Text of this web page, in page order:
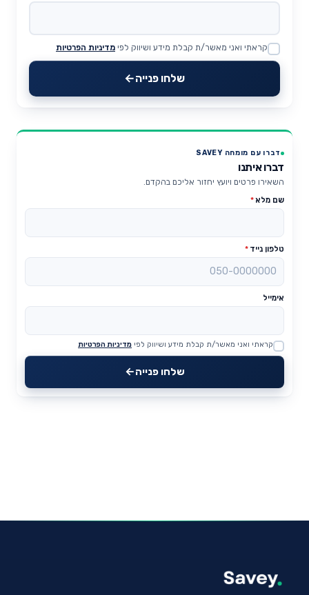
Website
קראתי ואני מאשר/ת קבלת מידע ושיווק לפי מדיניות הפרטיות
שלחו פנייה
דברו עם מומחה SAVEY
דברו איתנו
השאירו פרטים ויועץ יחזור אליכם בהקדם.
שם מלא*
טלפון נייד *
אימייל
Website
קראתי ואני מאשר/ת קבלת מידע ושיווק לפי מדיניות הפרטיות
שלחו פנייה